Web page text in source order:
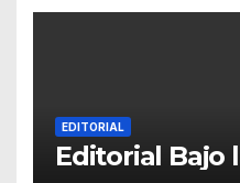
EDITORIAL
Editorial Bajo